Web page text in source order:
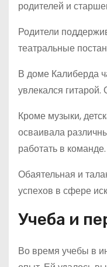
родителей и
Родители
театральные
В доме Калиберда
увлекался
Кроме музыки,
осваивала
работать в команде.
Обаятельная и
успехов в сфере
Учеба и
Во время учебы в